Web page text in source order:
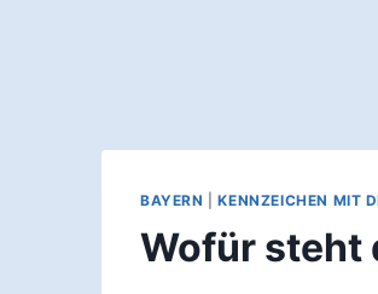
BAYERN |KENNZEICHEN MIT
Wofür steht